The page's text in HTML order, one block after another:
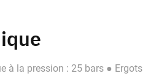
à la pression : 25 bars ● Ergots